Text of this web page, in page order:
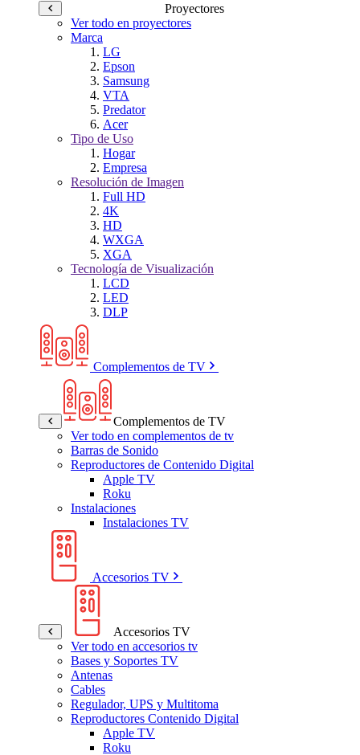
Proyectores
Ver todo en proyectores
Marca
LG
Epson
Samsung
VTA
Predator
Acer
Tipo de Uso
Hogar
Empresa
Resolución de Imagen
Full HD
4K
HD
WXGA
XGA
Tecnología de Visualización
LCD
LED
DLP
Complementos de TV
Complementos de TV
Ver todo en complementos de tv
Barras de Sonido
Reproductores de Contenido Digital
Apple TV
Roku
Instalaciones
Instalaciones TV
Accesorios TV
Accesorios TV
Ver todo en accesorios tv
Bases y Soportes TV
Antenas
Cables
Regulador, UPS y Multitoma
Reproductores Contenido Digital
Apple TV
Roku